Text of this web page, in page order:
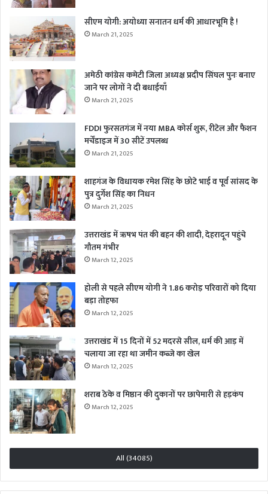
सीएम योगी: अयोध्या सनातन धर्म की आधारभूमि है !
March 21, 2025
अमेठी कांग्रेस कमेटी जिला अध्यक्ष प्रदीप सिंघल पुनः बनाए
जाने पर लोगों ने दी बधाईयाँ
March 21, 2025
FDDI फुरसतगंज में नया MBA कोर्स शुरू, रीटेल और फैशन
मर्चेंडाइज में 30 सीटें उपलब्ध
March 21, 2025
शाहगंज के विधायक रमेश सिंह के छोटे भाई व पूर्व सांसद के
पुत्र दुर्गेश सिंह का निधन
March 21, 2025
उत्तराखंड में ऋषभ पंत की बहन की शादी, देहरादून पहुंचे
गौतम गंभीर
March 12, 2025
होली से पहले सीएम योगी ने 1.86 करोड़ परिवारों को दिया
बड़ा तोहफा
March 12, 2025
उत्तराखंड में 15 दिनों में 52 मदरसे सील, धर्म की आड़ में
चलाया जा रहा था जमीन कब्जे का खेल
March 12, 2025
शराब ठेके व मिष्ठान की दुकानों पर छापेमारी से हड़कंप
March 12, 2025
All (34085)